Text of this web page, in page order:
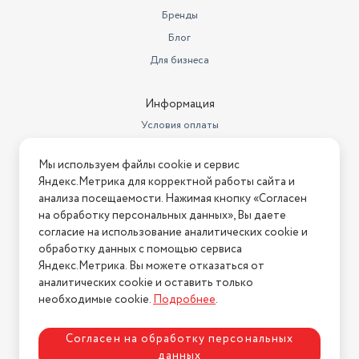
5.228
Бренды
Блог
Для бизнеса
Информация
Условия оплаты
Условия возврата
Нашли ошибку на сайте? Напишите нам
2026 © Интернет-магазин "АстМаркет". У нас есть всё!
Политика конфиденциальности
Мы используем файлы cookie и сервис
Яндекс.Метрика для корректной работы сайта и
анализа посещаемости. Нажимая кнопку «Согласен
на обработку персональных данных», Вы даете
согласие на использование аналитических cookie и
обработку данных с помощью сервиса
Яндекс.Метрика. Вы можете отказаться от
аналитических cookie и оставить только
необходимые cookie.Подробнее.
Согласен на обработку персональных
данных